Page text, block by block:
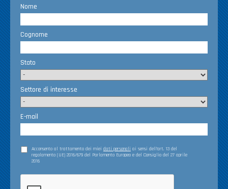
Nome
Cognome
Stato
Settore di interesse
E-mail
Acconsento al trattamento dei miei dati personali ai sensi dell’art. 13 del
regolamento (UE) 2016/679 del Parlamento Europeo e del Consiglio del 27 aprile
2016